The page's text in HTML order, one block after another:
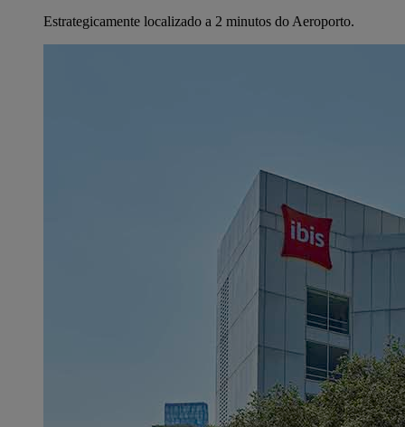
Estrategicamente localizado a 2 minutos do Aeroporto.